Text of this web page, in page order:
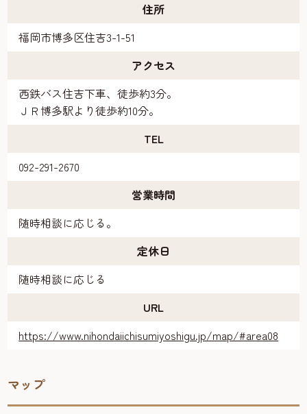
住所
福岡市博多区住吉3-1-51
アクセス
西鉄バス住吉下車、徒歩約3分。
ＪＲ博多駅より徒歩約10分。
TEL
092-291-2670
営業時間
随時相談に応じる。
定休日
随時相談に応じる
URL
https://www.nihondaiichisumiyoshigu.jp/map/#area08
マップ